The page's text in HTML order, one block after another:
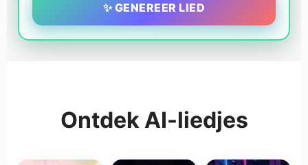
✨ GENEREER LIED
Ontdek AI-liedjes